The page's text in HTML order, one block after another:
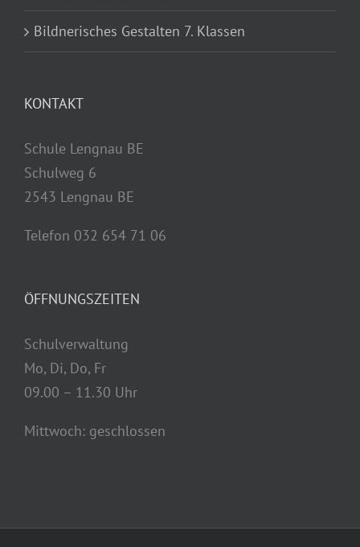
Bildnerisches Gestalten 7. Klassen
KONTAKT
Schule Lengnau BE
Schulweg 6
2543 Lengnau BE
Telefon 032 654 71 06
ÖFFNUNGSZEITEN
Schulverwaltung
Mo, Di, Do, Fr
09.00 – 11.30 Uhr
Mittwoch: geschlossen